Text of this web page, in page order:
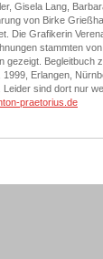
Gisela Lang,
von Birke
Die Grafikerin
stammten
Begleitbuch
Erlangen,
sind dort nur
praetorius.de